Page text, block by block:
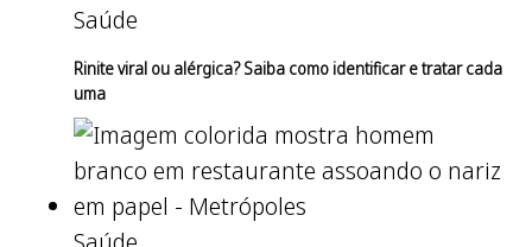
Saúde
Rinite viral ou alérgica? Saiba como identificar e tratar cada
uma